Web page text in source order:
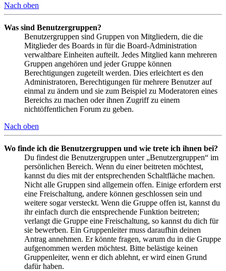
Nach oben
Was sind Benutzergruppen?
Benutzergruppen sind Gruppen von Mitgliedern, die die
Mitglieder des Boards in für die Board-Administration
verwaltbare Einheiten aufteilt. Jedes Mitglied kann mehreren
Gruppen angehören und jeder Gruppe können
Berechtigungen zugeteilt werden. Dies erleichtert es den
Administratoren, Berechtigungen für mehrere Benutzer auf
einmal zu ändern und sie zum Beispiel zu Moderatoren eines
Bereichs zu machen oder ihnen Zugriff zu einem
nichtöffentlichen Forum zu geben.
Nach oben
Wo finde ich die Benutzergruppen und wie trete ich ihnen bei?
Du findest die Benutzergruppen unter „Benutzergruppen“ im
persönlichen Bereich. Wenn du einer beitreten möchtest,
kannst du dies mit der entsprechenden Schaltfläche machen.
Nicht alle Gruppen sind allgemein offen. Einige erfordern erst
eine Freischaltung, andere können geschlossen sein und
weitere sogar versteckt. Wenn die Gruppe offen ist, kannst du
ihr einfach durch die entsprechende Funktion beitreten;
verlangt die Gruppe eine Freischaltung, so kannst du dich für
sie bewerben. Ein Gruppenleiter muss daraufhin deinen
Antrag annehmen. Er könnte fragen, warum du in die Gruppe
aufgenommen werden möchtest. Bitte belästige keinen
Gruppenleiter, wenn er dich ablehnt, er wird einen Grund
dafür haben.